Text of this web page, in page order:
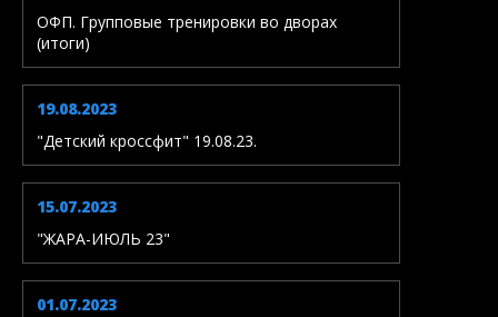
ОФП. Групповые тренировки во дворах
(итоги)
19.08.2023
"Детский кроссфит" 19.08.23.
15.07.2023
"ЖАРА-ИЮЛЬ 23"
01.07.2023